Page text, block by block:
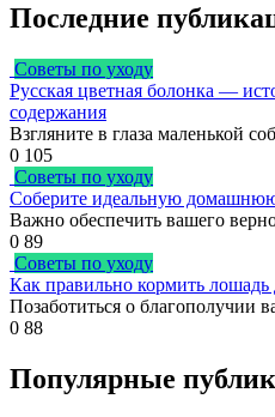
Последние
Советы по уходу
Русская цветная болонка —
содержания
Взгляните в глаза маленькой
0 105
Советы по уходу
Соберите идеальную
Важно обеспечить вашего
0 89
Советы по уходу
Как правильно кормить лошадь
Позаботиться о благополучии
0 88
Популярные